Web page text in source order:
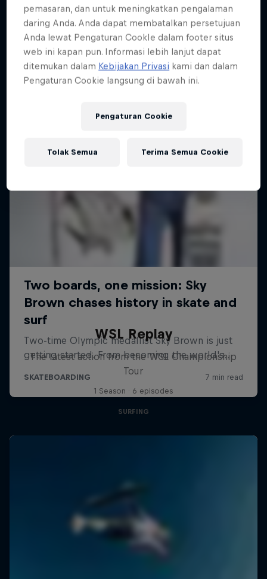
Lebih banyak seperti ini
Come backstage on the 2025 WSL
Championship Tour
2 Seasons · 18 episodes
SURFING
WSL Replay
The latest action from the WSL Championship
Tour
1 Season · 6 episodes
SURFING
pemasaran, dan untuk meningkatkan pengalaman
daring Anda. Anda dapat membatalkan persetujuan
Anda lewat Pengaturan CookIe dalam footer situs
web ini kapan pun. Informasi lebih lanjut dapat
ditemukan dalam Kebijakan Privasi kami dan dalam
Pengaturan Cookie langsung di bawah ini.
Pengaturan Cookie
Tolak Semua Terima Semua Cookie